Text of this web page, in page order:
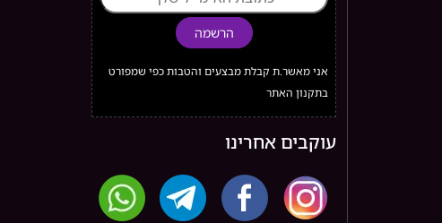
הרשמה
אני מאשר.ת קבלת מבצעים והטבות כפי שמפורט
בתקנון האתר
עוקבים אחרינו